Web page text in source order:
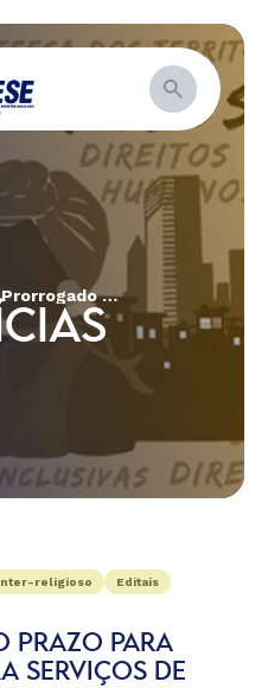
Prorrogado prazo para licitação para serviços de consultoria e de apoio para organizações não governamentais
religioso Editais
PRAZO PARA
SERVIÇOS DE